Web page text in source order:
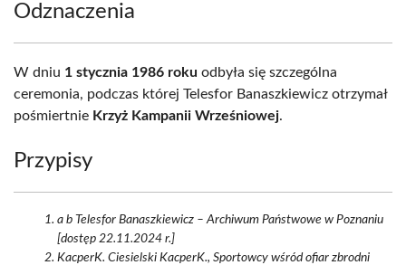
Odznaczenia
W dniu 1 stycznia 1986 roku odbyła się szczególna
ceremonia, podczas której Telesfor Banaszkiewicz otrzymał
pośmiertnie Krzyż Kampanii Wrześniowej.
Przypisy
a b Telesfor Banaszkiewicz – Archiwum Państwowe w Poznaniu
[dostęp 22.11.2024 r.]
KacperK. Ciesielski KacperK., Sportowcy wśród ofiar zbrodni